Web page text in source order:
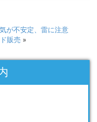
が不安定、雷に注意
販売 »